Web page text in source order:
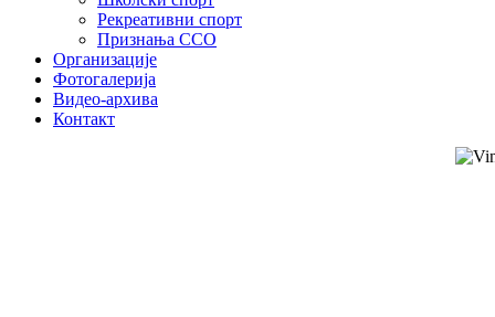
Рекреативни спорт
Признања ССО
Oрганизације
Фотогалерија
Видео-архива
Контакт